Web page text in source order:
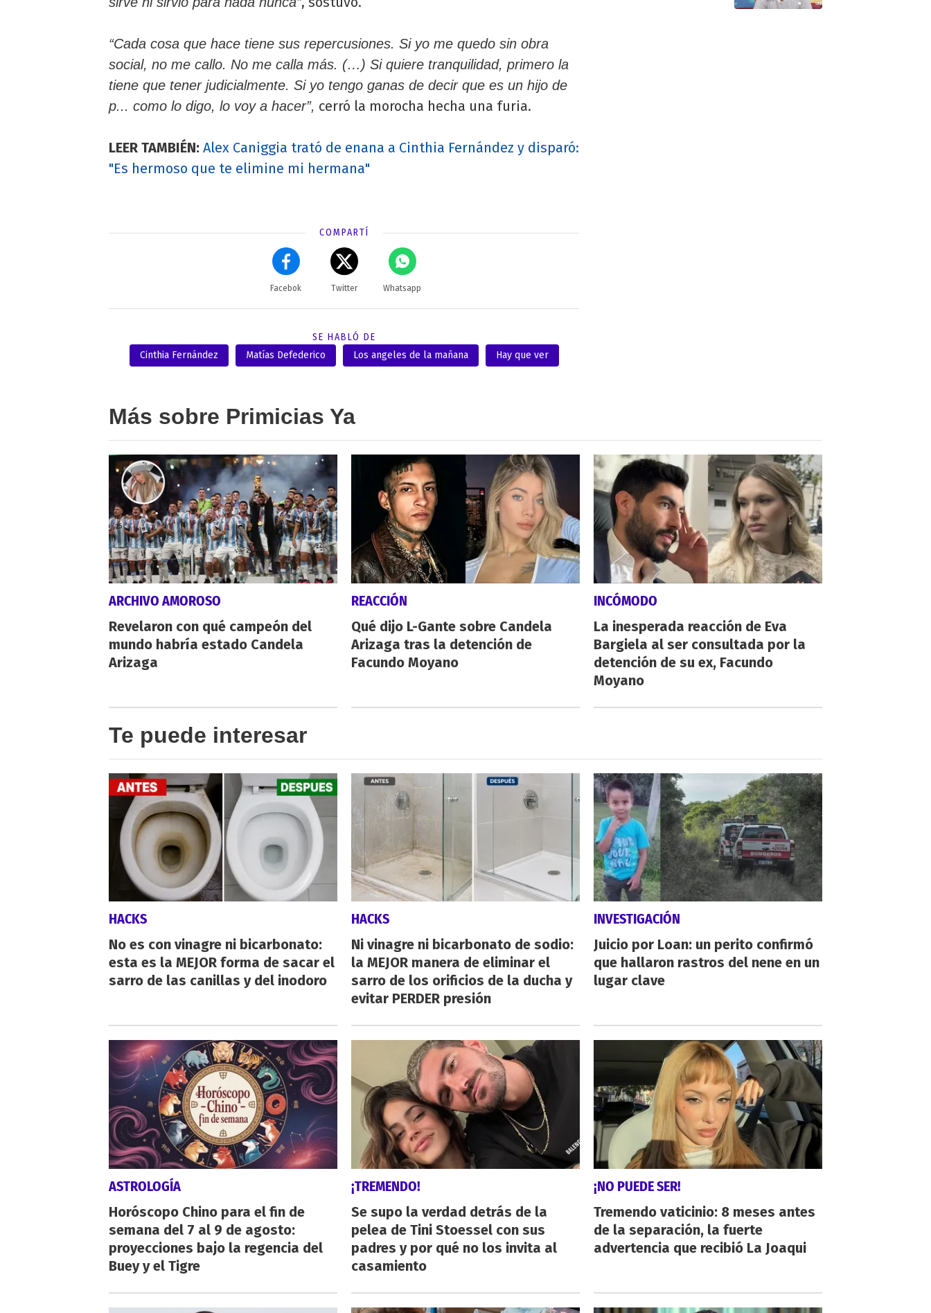
“Cada cosa que hace tiene sus repercusiones. Si yo me quedo sin obra
social, no me callo. No me calla más. (…) Si quiere tranquilidad, primero la
tiene que tener judicialmente. Si yo tengo ganas de decir que es un hijo de
p... como lo digo, lo voy a hacer”, cerró la morocha hecha una furia.
LEER TAMBIÉN: Alex Caniggia trató de enana a Cinthia Fernández y disparó:
"Es hermoso que te elimine mi hermana"
COMPARTÍ
Facebok Twitter Whatsapp
SE HABLÓ DE
Cinthia Fernández
Matías Defederico Los angeles de la mañana Hay que ver
Más sobre Primicias Ya
ARCHIVO AMOROSO
Revelaron con qué campeón del
mundo habría estado Candela
Arizaga
REACCIÓN
Qué dijo L-Gante sobre Candela
Arizaga tras la detención de
Facundo Moyano
INCÓMODO
La inesperada reacción de Eva
Bargiela al ser consultada por la
detención de su ex, Facundo
Moyano
Te puede interesar
HACKS
No es con vinagre ni bicarbonato:
esta es la MEJOR forma de sacar el
sarro de las canillas y del inodoro
HACKS
Ni vinagre ni bicarbonato de sodio:
la MEJOR manera de eliminar el
sarro de los orificios de la ducha y
evitar PERDER presión
INVESTIGACIÓN
Juicio por Loan: un perito confirmó
que hallaron rastros del nene en un
lugar clave
ASTROLOGÍA
Horóscopo Chino para el fin de
semana del 7 al 9 de agosto:
proyecciones bajo la regencia del
Buey y el Tigre
¡TREMENDO!
Se supo la verdad detrás de la
pelea de Tini Stoessel con sus
padres y por qué no los invita al
casamiento
¡NO PUEDE SER!
Tremendo vaticinio: 8 meses antes
de la separación, la fuerte
advertencia que recibió La Joaqui